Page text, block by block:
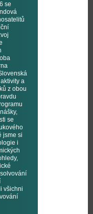
se
a
z obou
se
jsme si
i
všichni